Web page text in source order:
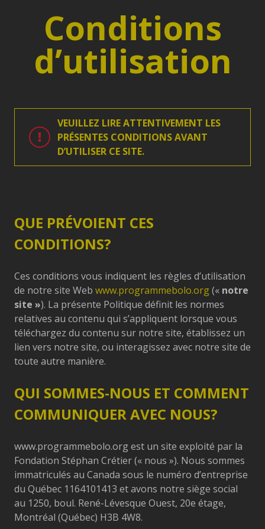
Conditions
d’utilisation
VEUILLEZ LIRE ATTENTIVEMENT LES
PRÉSENTES CONDITIONS AVANT
D’UTILISER CE SITE.
QUE PRÉVOIENT CES
CONDITIONS?
Ces conditions vous indiquent les règles d’utilisation
de notre site Web www.programmebolo.org(« notre
site »). La présente Politique définit les normes
relatives au contenu qui s’appliquent lorsque vous
téléchargez du contenu sur notre site, établissez un
lien vers notre site, ou interagissez avec notre site de
toute autre manière.
QUI SOMMES-NOUS ET COMMENT
COMMUNIQUER AVEC NOUS?
www.programmebolo.org est un site exploité par la
Fondation Stéphan Crétier (« nous »). Nous sommes
immatriculés au Canada sous le numéro d’entreprise
du Québec 1164101413 et avons notre siège social
au 1250, boul. René-Lévesque Ouest, 20e étage,
Montréal (Québec) H3B 4W8.